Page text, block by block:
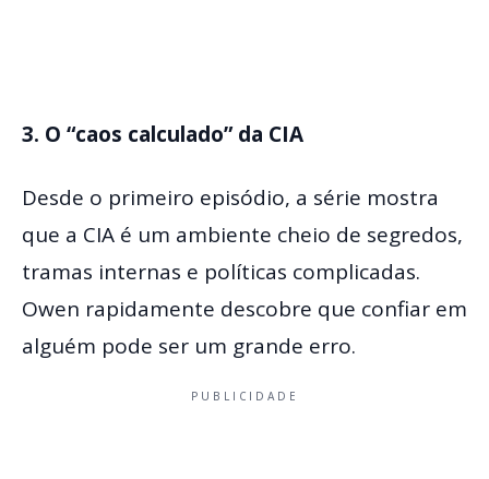
3. O “caos calculado” da CIA
Desde o primeiro episódio, a série mostra
que a CIA é um ambiente cheio de segredos,
tramas internas e políticas complicadas.
Owen rapidamente descobre que confiar em
alguém pode ser um grande erro.
PUBLICIDADE